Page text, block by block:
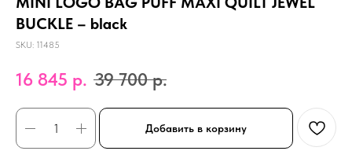
BUCKLE – black
SKU: 11485
16 845 р. 39 700 р.
Добавить в корзину